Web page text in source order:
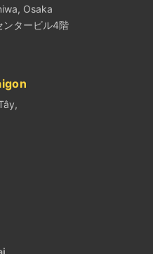
Osaka
ンタービル4階